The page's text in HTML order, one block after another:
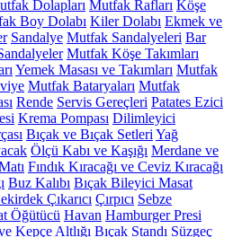
Dolapları Mutfak Rafları Köşe
Boy Dolabı Kiler Dolabı Ekmek ve
Sandalye Mutfak Sandalyeleri Bar
Mutfak Köşe Takımları
Yemek Masası ve Takımları Mutfak
Mutfak Bataryaları Mutfak
Rende Servis Gereçleri Patates Ezici
Krema Pompası Dilimleyici
Bıçak ve Bıçak Setleri Yağ
Ölçü Kabı ve Kaşığı Merdane ve
Fındık Kıracağı ve Ceviz Kıracağı
Buz Kalıbı Bıçak Bileyici Masat
Çıkarıcı Çırpıcı Sebze
Öğütücü Havan Hamburger Presi
Kepçe Altlığı Bıçak Standı Süzgeç